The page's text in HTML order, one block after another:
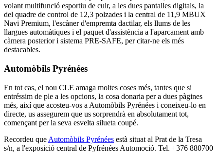
volant multifunció esportiu de cuir, a les dues pantalles digitals, la
del quadre de control de 12,3 polzades i la central de 11,9 MBUX
Navi Premium, l'escàner d'empremta dactilar, els llums de les
llargues automàtiques i el paquet d'assistència a l'aparcament amb
càmera posterior i sistema PRE-SAFE, per citar-ne els més
destacables.
Automòbils Pyrénées
En tot cas, el nou CLE amaga moltes coses més, tantes que si
entréssim de ple a les opcions, la cosa donaria per a dues pàgines
més, així que acosteu-vos a Automòbils Pyrénées i coneixeu-lo en
directe, us assegurem que us sorprendrà en absolutament tot,
començant per la seva esvelta silueta coupé.
Recordeu que Automòbils Pyrénées està situat al Prat de la Tresa
s/n, a l'exposició central de Pyfrénées Automoció. Tel. +376 880700